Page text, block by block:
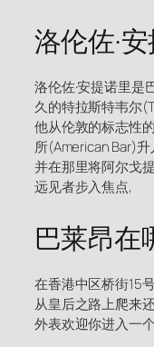
洛伦佐·
洛伦佐·安提诺里是
久的特拉斯特韦尔
他从伦敦的标志性
所(American Bar)
并在那里将阿尔戈
远见者步入焦点,
巴莱昂在
在香港中区桥街15
从皇后之路上爬来
外表欢迎你进入一